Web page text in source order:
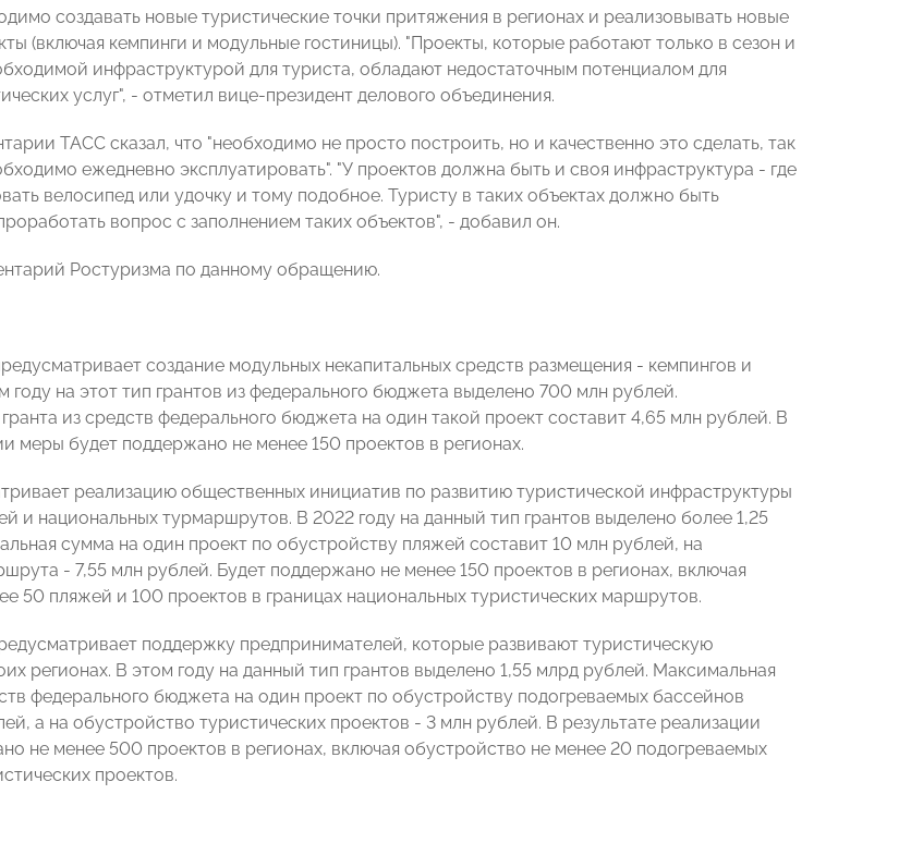
создавать новые туристические точки притяжения в регионах и реализовывать новые
(включая кемпинги и модульные гостиницы). "Проекты, которые работают только в сезон и
инфраструктурой для туриста, обладают недостаточным потенциалом для
услуг", - отметил вице-президент делового объединения.
ТАСС сказал, что "необходимо не просто построить, но и качественно это сделать, так
ежедневно эксплуатировать". "У проектов должна быть и своя инфраструктура - где
велосипед или удочку и тому подобное. Туристу в таких объектах должно быть
вопрос с заполнением таких объектов", - добавил он.
Ростуризма по данному обращению.
создание модульных некапитальных средств размещения - кемпингов и
году на этот тип грантов из федерального бюджета выделено 700 млн рублей.
из средств федерального бюджета на один такой проект составит 4,65 млн рублей. В
меры будет поддержано не менее 150 проектов в регионах.
реализацию общественных инициатив по развитию туристической инфраструктуры
и национальных турмаршрутов. В 2022 году на данный тип грантов выделено более 1,25
сумма на один проект по обустройству пляжей составит 10 млн рублей, на
- 7,55 млн рублей. Будет поддержано не менее 150 проектов в регионах, включая
50 пляжей и 100 проектов в границах национальных туристических маршрутов.
поддержку предпринимателей, которые развивают туристическую
регионах. В этом году на данный тип грантов выделено 1,55 млрд рублей. Максимальная
федерального бюджета на один проект по обустройству подогреваемых бассейнов
а на обустройство туристических проектов - 3 млн рублей. В результате реализации
не менее 500 проектов в регионах, включая обустройство не менее 20 подогреваемых
проектов.